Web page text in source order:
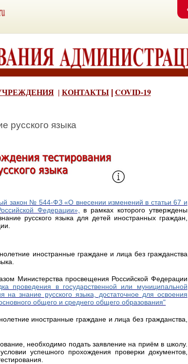
| КОНТАКТЫ COVID-19
русского языка
закон № 544-ФЗ «О внесении изменений в статьи 67 и
Федерации»,
в рамках которого утверждены
русского языка для детей иностранных граждан,
иностранные граждане и лица без гражданства
Министерства просвещения Российской Федерации
проведения в государственной или муниципальной
на знание русского языка, достаточное для освоения
общего и среднего общего образования"
иностранные граждане и лица без гражданства,
необходимо подать заявление на приём в школу.
успешного прохождения проверки документов,